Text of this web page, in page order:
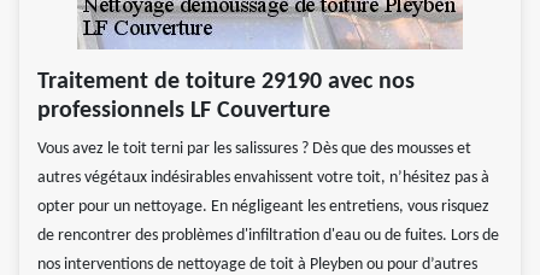
Traitement de toiture 29190 avec nos
professionnels LF Couverture
Vous avez le toit terni par les salissures ? Dès que des mousses et
autres végétaux indésirables envahissent votre toit, n’hésitez pas à
opter pour un nettoyage. En négligeant les entretiens, vous risquez
de rencontrer des problèmes d'infiltration d'eau ou de fuites. Lors de
nos interventions de nettoyage de toit à Pleyben ou pour d’autres